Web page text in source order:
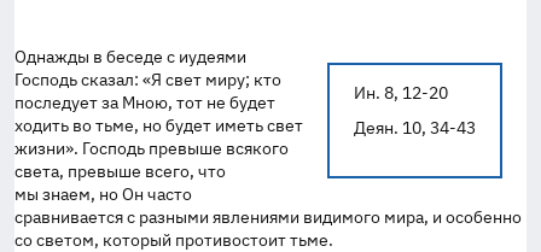
Ин. 8, 12-20
Деян. 10, 34-43
Однажды в беседе с иудеями
Господь сказал: «Я свет миру; кто
последует за Мною, тот не будет
ходить во тьме, но будет иметь свет
жизни». Господь превыше всякого
света, превыше всего, что
мы знаем, но Он часто
сравнивается с разными явлениями видимого мира, и особенно
со светом, который противостоит тьме.